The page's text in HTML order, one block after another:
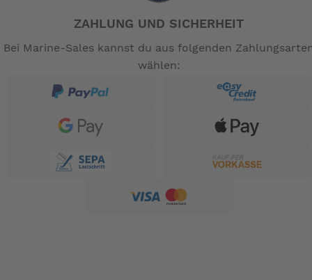
ZAHLUNG UND SICHERHEIT
Bei Marine-Sales kannst du aus folgenden
wählen: